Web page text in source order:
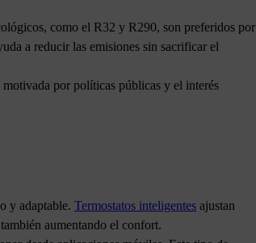
como el R32 y R290, son preferidos por
a reducir las emisiones sin sacrificar el
motivada por políticas públicas y el interés
y adaptable. Termostatos inteligentes ajustan
aumentando el confort.